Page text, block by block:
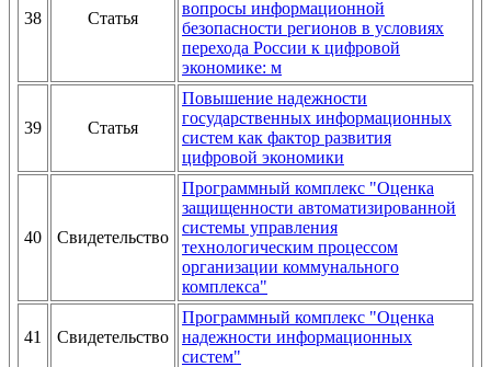
38 Статья
вопросы информационной
безопасности регионов в условиях
перехода России к цифровой
экономике: м
39 Статья
Повышение надежности
государственных информационных
систем как фактор развития
цифровой экономики
40 Свидетельство
Программный комплекс "Оценка
защищенности автоматизированной
системы управления
технологическим процессом
организации коммунального
комплекса"
41 Свидетельство
Программный комплекс "Оценка
надежности информационных
систем"